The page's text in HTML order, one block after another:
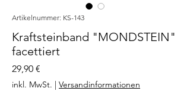
Artikelnummer: KS-143
Kraftsteinband "MONDSTEIN"
facettiert
29,90 €
inkl. MwSt. | Versandinformationen